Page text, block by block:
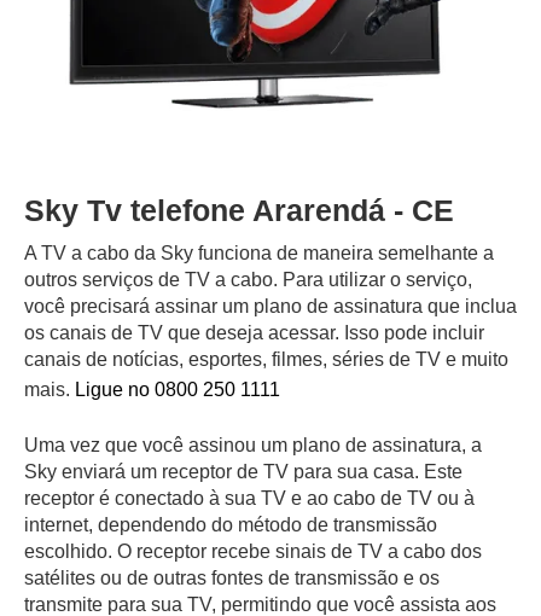
Sky Tv telefone Ararendá - CE
A TV a cabo da Sky funciona de maneira semelhante a
outros serviços de TV a cabo. Para utilizar o serviço,
você precisará assinar um plano de assinatura que inclua
os canais de TV que deseja acessar. Isso pode incluir
canais de notícias, esportes, filmes, séries de TV e muito
mais. Ligue no 0800 250 1111
Uma vez que você assinou um plano de assinatura, a
Sky enviará um receptor de TV para sua casa. Este
receptor é conectado à sua TV e ao cabo de TV ou à
internet, dependendo do método de transmissão
escolhido. O receptor recebe sinais de TV a cabo dos
satélites ou de outras fontes de transmissão e os
transmite para sua TV, permitindo que você assista aos